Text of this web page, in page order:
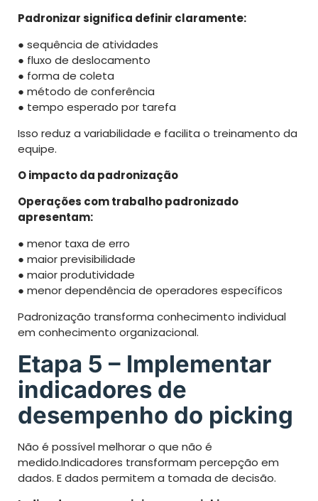
Padronizar significa definir claramente:
● sequência de atividades
● fluxo de deslocamento
● forma de coleta
● método de conferência
● tempo esperado por tarefa
Isso reduz a variabilidade e facilita o treinamento da
equipe.
O impacto da padronização
Operações com trabalho padronizado
apresentam:
● menor taxa de erro
● maior previsibilidade
● maior produtividade
● menor dependência de operadores específicos
Padronização transforma conhecimento individual
em conhecimento organizacional.
Etapa 5 – Implementar
indicadores de
desempenho do picking
Não é possível melhorar o que não é
medido.Indicadores transformam percepção em
dados. E dados permitem a tomada de decisão.